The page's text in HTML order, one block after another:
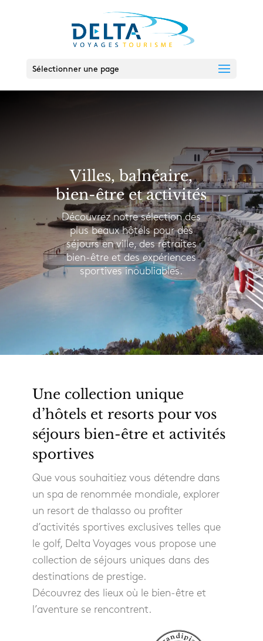
Sélectionner une page
Villes, balnéaire,
bien-être et activités
Découvrez notre sélection des
plus beaux hôtels pour des
séjours en ville, des retraites
bien-être et des expériences
sportives inoubliables.
Une collection unique
d’hôtels et resorts pour vos
séjours bien-être et activités
sportives
Que vous souhaitiez vous détendre dans
un spa de renommée mondiale, explorer
un resort de thalasso ou profiter
d’activités sportives exclusives telles que
le golf, Delta Voyages vous propose une
collection de séjours uniques dans des
destinations de prestige.
Découvrez des lieux où le bien-être et
l’aventure se rencontrent.